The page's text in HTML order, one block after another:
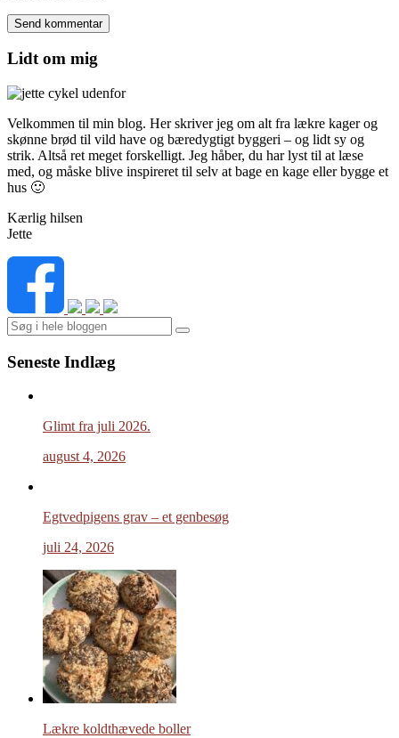
Lidt om mig
Velkommen til min blog. Her skriver jeg om alt fra lækre kager og
skønne brød til vild have og bæredygtigt byggeri – og lidt sy og
strik. Altså ret meget forskelligt. Jeg håber, du har lyst til at læse
med, og måske blive inspireret til selv at bage en kage eller bygge et
hus 🙂
Kærlig hilsen
Jette
Search
Seneste Indlæg
Glimt fra juli 2026.
august 4, 2026
Egtvedpigens grav – et genbesøg
juli 24, 2026
Lækre koldthævede boller